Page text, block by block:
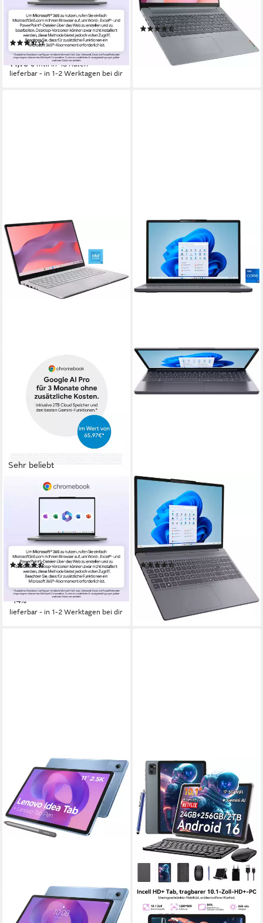
14 Zoll Bildschirmdiagonale
Intel Core i3 Prozessor
UHD Graphics Grafikkarte
(9)
508,46 €
14,76 €mtl. in 48 Raten
lieferbar - in 1-2 Werktagen bei dir
AMD Ryzen 5 Prozessor
Radeon Graphics Grafikkarte
(12)
549,00 €
15,94 €
lieferbar - in 1-2 Werktagen bei dir
Sehr beliebt
CX14 CX1405CTA-S60607
Chromebook
Bildschirmdiagonale
Intel N-Reihe Prozessor
UHD Graphics Grafikkarte
(23)
239,00 € UVP279,00 €
21,83 €mtl. in 12 Raten
-14%
lieferbar - in 1-2 Werktagen bei dir
IdeaPad Slim 3 16IRH10
Notebook
16 Zoll Bildschirmdiagonale
Intel Core i7 Prozessor
UHD Graphics Grafikkarte
(16)
722,89 € UVP799,00 €
20,99 €mtl. in 48 Raten
-10%
lieferbar - in 1-2 Werktagen bei dir